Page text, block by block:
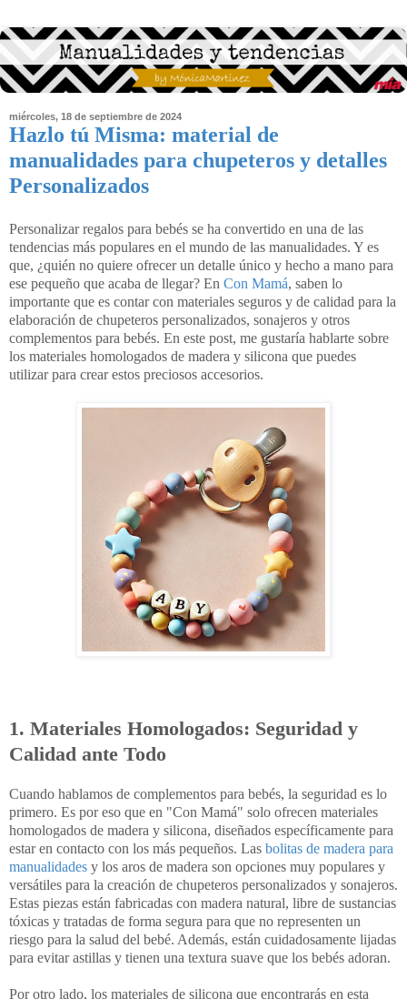
miércoles, 18 de septiembre de 2024
Hazlo tú Misma: material de
manualidades para chupeteros y detalles
Personalizados
Personalizar regalos para bebés se ha convertido en una de las
tendencias más populares en el mundo de las manualidades. Y es
que, ¿quién no quiere ofrecer un detalle único y hecho a mano para
ese pequeño que acaba de llegar? En Con Mamá, saben lo
importante que es contar con materiales seguros y de calidad para la
elaboración de chupeteros personalizados, sonajeros y otros
complementos para bebés. En este post, me gustaría hablarte sobre
los materiales homologados de madera y silicona que puedes
utilizar para crear estos preciosos accesorios.
1. Materiales Homologados: Seguridad y
Calidad ante Todo
Cuando hablamos de complementos para bebés, la seguridad es lo
primero. Es por eso que en "Con Mamá" solo ofrecen materiales
homologados de madera y silicona, diseñados específicamente para
estar en contacto con los más pequeños. Las bolitas de madera para
manualidades y los aros de madera son opciones muy populares y
versátiles para la creación de chupeteros personalizados y sonajeros.
Estas piezas están fabricadas con madera natural, libre de sustancias
tóxicas y tratadas de forma segura para que no representen un
riesgo para la salud del bebé. Además, están cuidadosamente lijadas
para evitar astillas y tienen una textura suave que los bebés adoran.
Por otro lado, los materiales de silicona que encontrarás en esta